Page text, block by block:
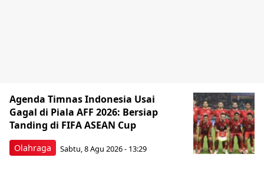
Olahraga
Agenda Timnas Indonesia Usai
Gagal di Piala AFF 2026: Bersiap
Tanding di FIFA ASEAN Cup
Sabtu, 8 Agu 2026 - 13:29